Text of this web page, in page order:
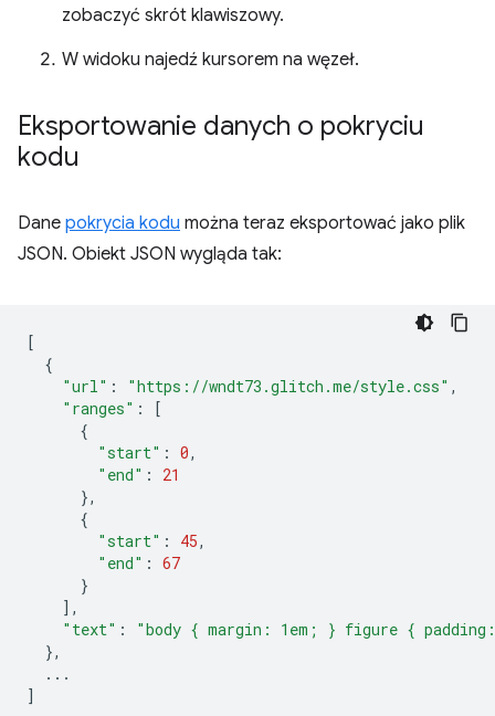
zobaczyć skrót klawiszowy.
W widoku najedź kursorem na węzeł.
Eksportowanie danych o pokryciu
kodu
Dane pokrycia kodu można teraz eksportować jako plik
JSON. Obiekt JSON wygląda tak:
[
{
"url" : "https://wndt73.glitch.me/style.css" ,
"ranges" :
[
{
"start" : 0,
"end" :
21
},
{
"start" : 45,
"end" : 67
}
],
"text" :
"body { margin: 1em; } figure {
},
...
]